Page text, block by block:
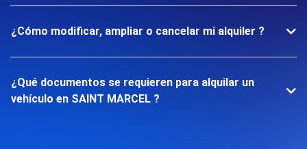
¿Cómo modificar, ampliar o cancelar mi alquiler ?
¿Qué documentos se requieren para alquilar un
vehículo en SAINT MARCEL ?